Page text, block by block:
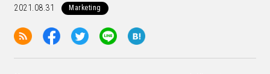
2021.08.31 Marketing